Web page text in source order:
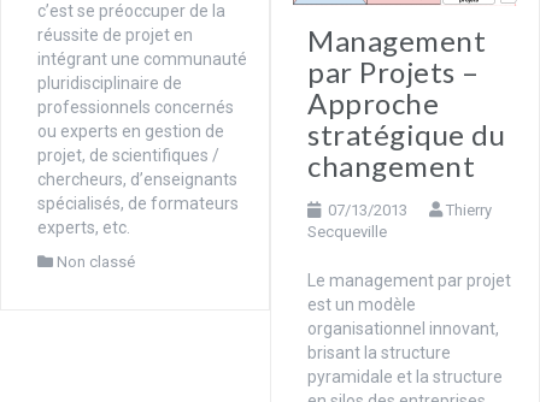
c’est se préoccuper de la
réussite de projet en
intégrant une communauté
pluridisciplinaire de
professionnels concernés
ou experts en gestion de
projet, de scientifiques /
chercheurs, d’enseignants
spécialisés, de formateurs
experts, etc.
Non classé
Management
par Projets –
Approche
stratégique du
changement
07/13/2013
Thierry
Secqueville
Le management par projet
est un modèle
organisationnel innovant,
brisant la structure
pyramidale et la structure